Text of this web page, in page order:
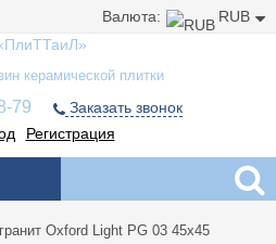
Валюта: RUB
керамической плитки
79
Заказать звонок
Регистрация
Oxford Light PG 03 45x45